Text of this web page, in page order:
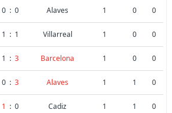
0 : 0 Alaves 1 0 0
1 : 1 Villarreal 1 0 0
1 : 3 Barcelona 1 0 0
0 : 3 Alaves 1 1 0
1 : 0 Cadiz 1 1 0